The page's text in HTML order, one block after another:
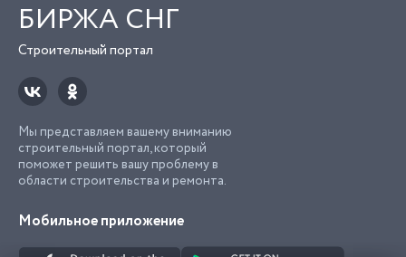
БИРЖА СНГ
Строительный портал
Мы представляем вашему вниманию
строительный портал, который
поможет решить вашу проблему в
области строительства и ремонта.
Мобильное приложение